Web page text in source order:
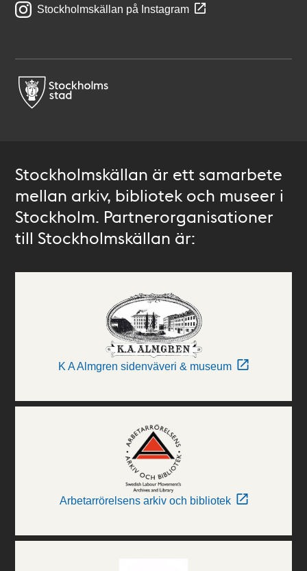
Stockholmskällan på Instagram
Stockholmskällan är ett samarbete
mellan arkiv, bibliotek och museer i
Stockholm. Partnerorganisationer
till Stockholmskällan är:
K A Almgren sidenväveri & museum
Arbetarrörelsens arkiv och bibliotek